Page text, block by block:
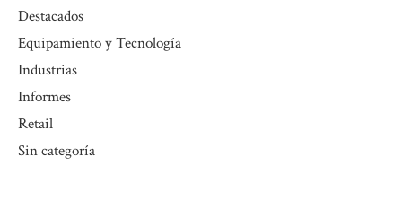
Destacados
Equipamiento y Tecnología
Industrias
Informes
Retail
Sin categoría